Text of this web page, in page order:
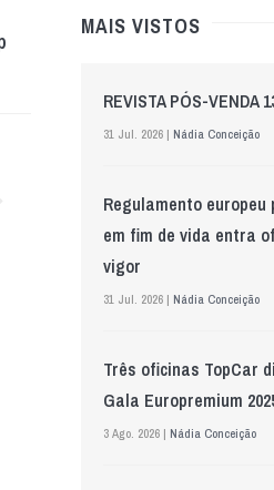
MAIS VISTOS
REVISTA PÓS-VENDA
31 Jul. 2026 | Nádia Conceição
Regulamento europeu
em fim de vida entra
vigor
31 Jul. 2026 | Nádia Conceição
Três oficinas TopCar
Gala Europremium
3 Ago. 2026 | Nádia Conceição